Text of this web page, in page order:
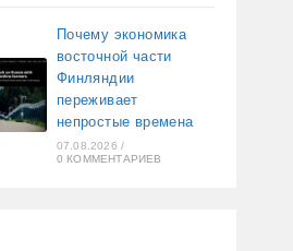
Почему экономика
восточной части
Финляндии
переживает
непростые времена
07.08.2026 /
0 КОММЕНТАРИЕВ